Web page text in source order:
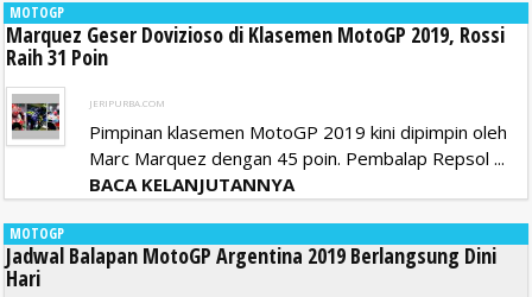
MOTOGP
Marquez Geser Dovizioso di Klasemen MotoGP 2019, Rossi
Raih 31 Poin
JERIPURBA.COM
Pimpinan klasemen MotoGP 2019 kini dipimpin oleh
Marc Marquez dengan 45 poin. Pembalap Repsol ...
BACA KELANJUTANNYA
MOTOGP
Jadwal Balapan MotoGP Argentina 2019 Berlangsung Dini
Hari